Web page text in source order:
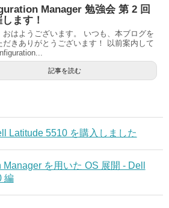
Manager 勉強会 第 2 回
ます！
おはようございます。 いつも、本ブログを
だきありがとうございます！ 以前案内して
記事を読む
Latitude 5510 を購入しました
を用いた OS 展開 - Dell
編